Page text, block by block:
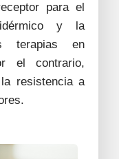
para el
y la
terapias en
el contrario,
resistencia a